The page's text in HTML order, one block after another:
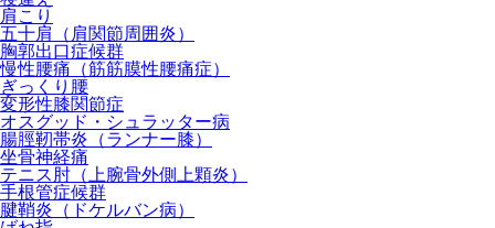
肩こり
五十肩（肩関節周囲炎）
胸郭出口症候群
慢性腰痛（筋筋膜性腰痛症）
ぎっくり腰
変形性膝関節症
オスグッド・シュラッター病
腸脛靭帯炎（ランナー膝）
坐骨神経痛
テニス肘（上腕骨外側上顆炎）
手根管症候群
腱鞘炎（ドケルバン病）